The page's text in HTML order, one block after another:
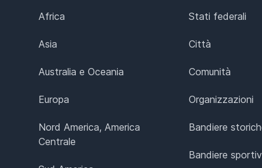
Africa
Asia
Australia e Oceania
Europa
Nord America, America
Centrale
Stati federali
Città
Comunità
Organizzazioni
Bandiere
Bandiere